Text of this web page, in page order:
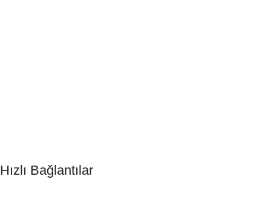
Hızlı Bağlantılar